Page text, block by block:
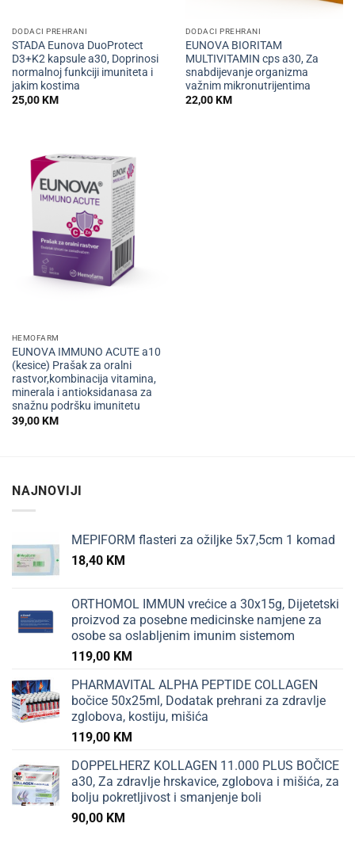
DODACI PREHRANI
STADA Eunova DuoProtect
D3+K2 kapsule a30, Doprinosi
normalnoj funkciji imuniteta i
jakim kostima
25,00KM
DODACI PREHRANI
EUNOVA BIORITAM
MULTIVITAMIN cps a30, Za
snabdijevanje organizma
važnim mikronutrijentima
22,00KM
HEMOFARM
EUNOVA IMMUNO ACUTE a10
(kesice) Prašak za oralni
rastvor,kombinacija vitamina,
minerala i antioksidanasa za
snažnu podršku imunitetu
39,00KM
NAJNOVIJI
MEPIFORM flasteri za ožiljke 5x7,5cm 1 komad
18,40 KM
ORTHOMOL IMMUN vrećice a 30x15g, Dijetetski
proizvod za posebne medicinske namjene za
osobe sa oslabljenim imunim sistemom
119,00 KM
PHARMAVITAL ALPHA PEPTIDE COLLAGEN
bočice 50x25ml, Dodatak prehrani za zdravlje
zglobova, kostiju, mišića
119,00 KM
DOPPELHERZ KOLLAGEN 11.000 PLUS BOČICE
a30, Za zdravlje hrskavice, zglobova i mišića, za
bolju pokretljivost i smanjenje boli
90,00 KM